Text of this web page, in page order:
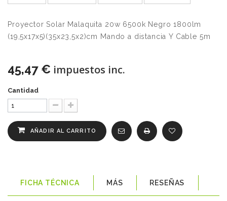
Proyector Solar Malaquita 20w 6500k Negro 1800lm
(19,5x17x5)(35x23,5x2)cm Mando a distancia Y Cable 5m
45,47 € impuestos inc.
Cantidad
AÑADIR AL CARRITO
FICHA TÉCNICA MÁS RESEÑAS